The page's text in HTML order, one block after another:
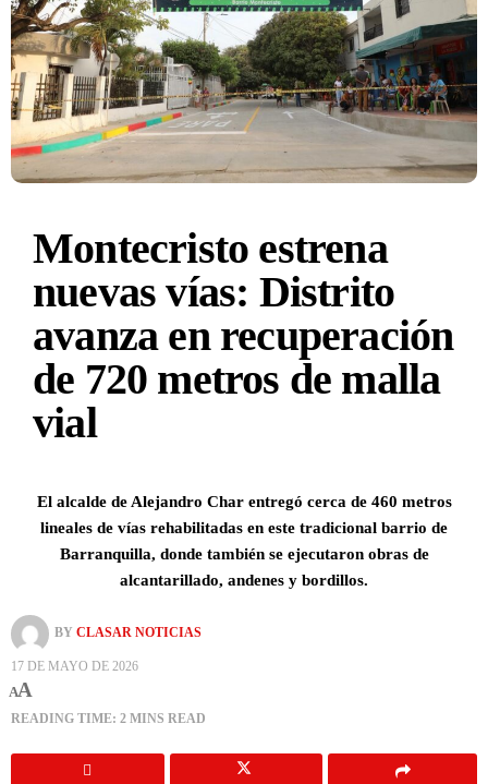
Montecristo estrena
nuevas vías: Distrito
avanza en recuperación
de 720 metros de malla
vial
El alcalde de Alejandro Char entregó cerca de 460 metros
lineales de vías rehabilitadas en este tradicional barrio de
Barranquilla, donde también se ejecutaron obras de
alcantarillado, andenes y bordillos.
BY CLASAR NOTICIAS
17 DE MAYO DE 2026
AA
READING TIME: 2 MINS READ